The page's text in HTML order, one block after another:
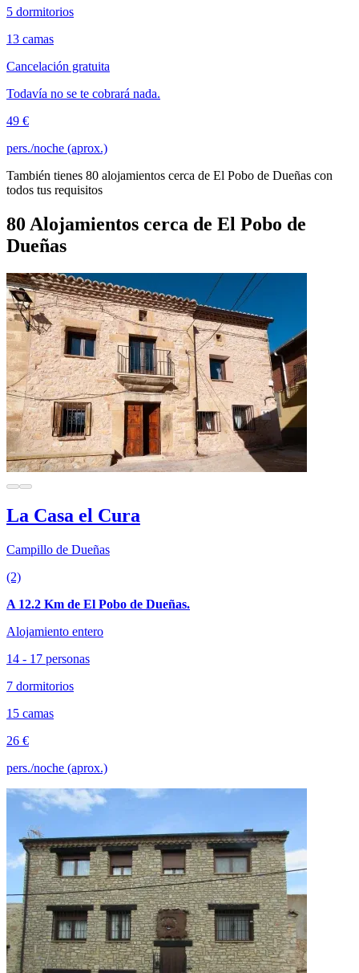
5 dormitorios
13 camas
Cancelación gratuita
Todavía no se te cobrará nada.
49 €
pers./noche (aprox.)
También tienes 80 alojamientos cerca de El Pobo de Dueñas con
todos tus requisitos
80 Alojamientos cerca de El Pobo de
Dueñas
La Casa el Cura
Campillo de Dueñas
(2)
A 12.2 Km de El Pobo de Dueñas.
Alojamiento entero
14 - 17 personas
7 dormitorios
15 camas
26 €
pers./noche (aprox.)